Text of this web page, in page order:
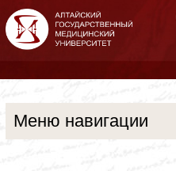
Меню навигации